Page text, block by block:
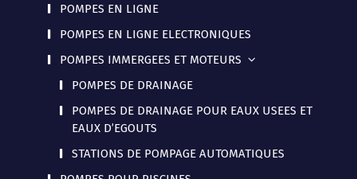
POMPES EN LIGNE
POMPES EN LIGNE ELECTRONIQUES
POMPES IMMERGEES ET MOTEURS
POMPES DE DRAINAGE
POMPES DE DRAINAGE POUR EAUX USEES ET
EAUX D’EGOUTS
STATIONS DE POMPAGE AUTOMATIQUES